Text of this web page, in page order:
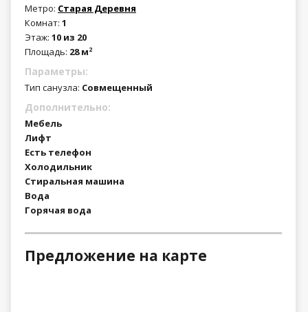
Метро: Старая Деревня
Комнат: 1
Этаж: 10 из 20
Площадь: 28 м2
Параметры:
Тип санузла: Совмещенный
Дополнительно:
Мебель
Лифт
Есть телефон
Холодильник
Стиральная машина
Вода
Горячая вода
Предложение на карте